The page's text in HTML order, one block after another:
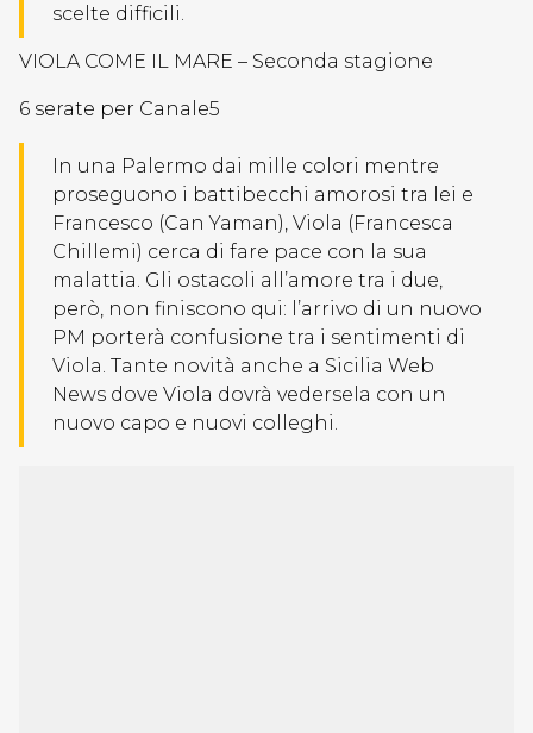
scelte difficili.
VIOLA COME IL MARE – Seconda stagione
6 serate per Canale5
In una Palermo dai mille colori mentre
proseguono i battibecchi amorosi tra lei e
Francesco (Can Yaman), Viola (Francesca
Chillemi) cerca di fare pace con la sua
malattia. Gli ostacoli all’amore tra i due,
però, non finiscono qui: l’arrivo di un nuovo
PM porterà confusione tra i sentimenti di
Viola. Tante novità anche a Sicilia Web
News dove Viola dovrà vedersela con un
nuovo capo e nuovi colleghi.